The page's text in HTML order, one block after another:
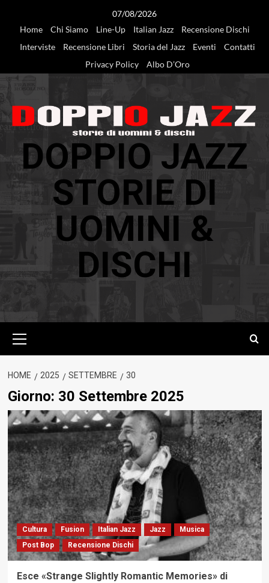
07/08/2026
Home
Chi Siamo Line-Up Italian Jazz
Recensione Dischi
Interviste
Recensione Libri Storia del Jazz Eventi
Contatti
Privacy Policy
Albo D’Oro
DOPPIO JAZZ
STORIE DI
UOMINI &
DISCHI
principale
HOME 2025 SETTEMBRE 30
Giorno: 30 Settembre 2025
Cultura Fusion Italian Jazz Jazz
Musica
Post Bop
Recensione Dischi
Esce «Strange Slightly Romantic Memories» di